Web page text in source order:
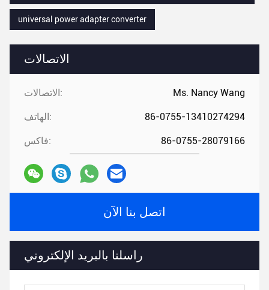
الاتصالات
الاتصالات: Ms. Nancy Wang
الهاتف: 86-0755-13410274294
فاكس: 86-0755-28079166
اتصل بنا الآن
راسلنا بالبريد الإلكتروني
universal power adapter converter